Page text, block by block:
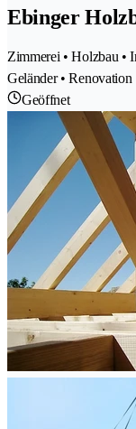
Ebinger
Zimmerei • Holzbau •
Geländer • Renovation
Geöffnet